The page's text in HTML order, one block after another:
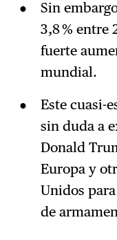
Sin
3,8 % entre
fuerte
mundial.
Este cuasi-
sin duda a
Donald
Europa y
Unidos
de